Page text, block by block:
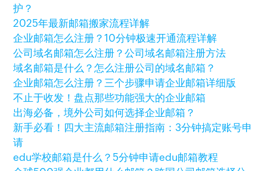
护？
2025年最新邮箱搬家流程详解
企业邮箱怎么注册？10分钟极速开通流程详解
公司域名邮箱怎么注册？公司域名邮箱注册方法
域名邮箱是什么？怎么注册公司的域名邮箱？
企业邮箱怎么注册？三个步骤申请企业邮箱详细版
不止于收发！盘点那些功能强大的企业邮箱
出海必备，境外公司如何选择企业邮箱？
新手必看！四大主流邮箱注册指南：3分钟搞定账号申
请
edu学校邮箱是什么？5分钟申请edu邮箱教程